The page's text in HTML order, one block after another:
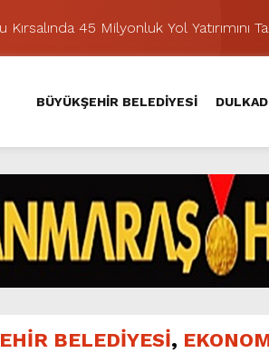
45 Milyonluk Yol Yatırımını
İkinci Etap Nefes Kesti.
Son Kat Asfalt Serimini
Murat Caddesi’ni Asfalta Hazırlıyor.
Kırsalına Değer Katan Yol Yatırımı.
Eğlence ve Nostalji Bir Aradaydı.
Yeni Düzenlemeyle Daha Akıcı Hale
Müzik Ziyafeti Yaşatacak.
Fuarı’nda Hayat Bulacak
Yenileniyor.
BÜYÜKŞEHİR BELEDİYESİ
BELEDİYESİ,